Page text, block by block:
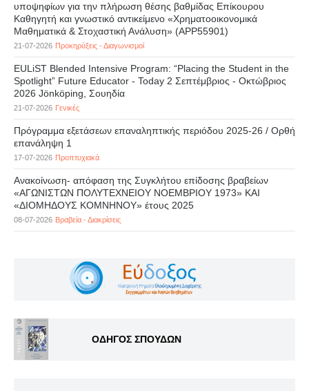
υποψηφίων για την πλήρωση θέσης βαθμίδας Επίκουρου
Καθηγητή και γνωστικό αντικείμενο «Χρηματοοικονομικά
Μαθηματικά & Στοχαστική Ανάλυση» (APP55901)
21-07-2026 Προκηρύξεις - Διαγωνισμοί
EULiST Blended Intensive Program: “Placing the Student in the
Spotlight” Future Educator - Today 2 Σεπτέμβριος - Οκτώβριος
2026 Jönköping, Σουηδία
21-07-2026 Γενικές
Πρόγραμμα εξετάσεων επαναληπτικής περιόδου 2025-26 / Ορθή
επανάληψη 1
17-07-2026 Προπτυχιακά
Ανακοίνωση- απόφαση της Συγκλήτου επίδοσης βραβείων
«ΑΓΩΝΙΣΤΩΝ ΠΟΛΥΤΕΧΝΕΙΟΥ ΝΟΕΜΒΡΙΟΥ 1973» ΚΑΙ
«ΔΙΟΜΗΔΟΥΣ ΚΟΜΝΗΝΟΥ» έτους 2025
08-07-2026 Βραβεία - Διακρίσεις
ΟΔΗΓΟΣ ΣΠΟΥΔΩΝ